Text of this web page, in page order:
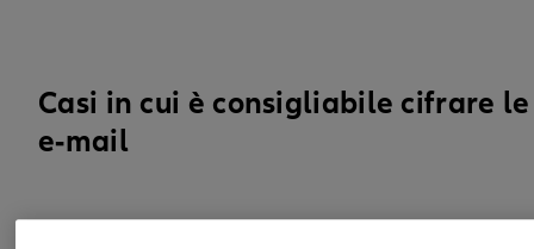
Casi in cui è consigliabile cifrare le
e-mail